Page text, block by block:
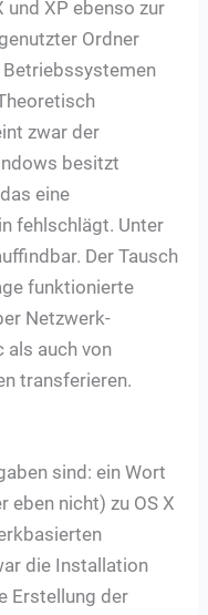
und XP ebenso zur
Ordner
Betriebssystemen
zwar der
besitzt
eine
fehlschlägt. Unter
Der Tausch
funktionierte
Netzwerk-
als auch von
transferieren.
sind: ein Wort
eben nicht) zu OS X
die Installation
Erstellung der